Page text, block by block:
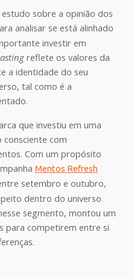
sobre a opinião dos
analisar se está alinhado
investir em
reflete os valores da
a identidade do seu
tal como é a
que investiu em uma
com
Com um propósito
Mentos Refresh
setembro e outubro,
dentro do universo
segmento, montou um
para competirem entre si